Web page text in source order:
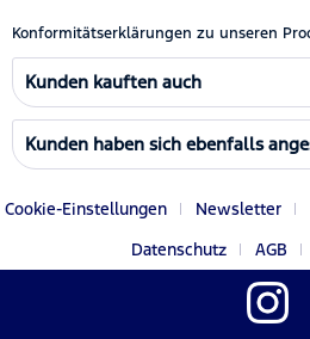
Konformitätserklärungen zu unseren
Kunden kauften auch
Kunden haben sich ebenfalls
Cookie-Einstellungen Newsletter
Datenschutz
AGB